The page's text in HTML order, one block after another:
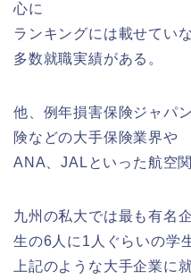
心に
ランキングには載せてい
多数就職実績がある。
他、例年損害保険ジャパ
険などの大手保険業界や
ANA、JALといった航空
九州の私大では最も有名
生の6人に1人ぐらいの学
上記のような大手企業に就